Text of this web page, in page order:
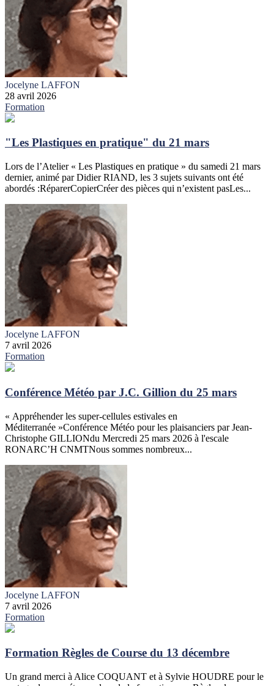
Jocelyne LAFFON
28 avril 2026
Formation
"Les Plastiques en pratique" du 21 mars
Lors de l’Atelier « Les Plastiques en pratique » du samedi 21 mars
dernier, animé par Didier RIAND, les 3 sujets suivants ont été
abordés :RéparerCopierCréer des pièces qui n’existent pasLes...
Jocelyne LAFFON
7 avril 2026
Formation
Conférence Météo par J.C. Gillion du 25 mars
« Appréhender les super-cellules estivales en
Méditerranée »Conférence Météo pour les plaisanciers par Jean-
Christophe GILLIONdu Mercredi 25 mars 2026 à l'escale
RONARC’H CNMTNous sommes nombreux...
Jocelyne LAFFON
7 avril 2026
Formation
Formation Règles de Course du 13 décembre
Un grand merci à Alice COQUANT et à Sylvie HOUDRE pour le